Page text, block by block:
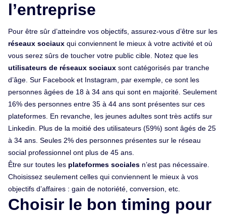
l’entreprise
Pour être sûr d’atteindre vos objectifs, assurez-vous d’être sur les
réseaux sociaux qui conviennent le mieux à votre activité et où
vous serez sûrs de toucher votre public cible. Notez que les
utilisateurs de réseaux sociaux sont catégorisés par tranche
d’âge. Sur Facebook et Instagram, par exemple, ce sont les
personnes âgées de 18 à 34 ans qui sont en majorité. Seulement
16% des personnes entre 35 à 44 ans sont présentes sur ces
plateformes. En revanche, les jeunes adultes sont très actifs sur
Linkedin. Plus de la moitié des utilisateurs (59%) sont âgés de 25
à 34 ans. Seules 2% des personnes présentes sur le réseau
social professionnel ont plus de 45 ans.
Être sur toutes les plateformes sociales n’est pas nécessaire.
Choisissez seulement celles qui conviennent le mieux à vos
objectifs d’affaires : gain de notoriété, conversion, etc.
Choisir le bon timing pour